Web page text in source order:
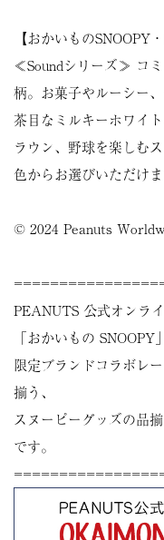
【おかいものSNOOPY
≪Soundシリーズ≫ コミ
柄。お菓子やルーシー
茶目なミルキーホワイ
ラウン、野球を楽しむ
色からお選びいただけま
© 2024 Peanuts
PEANUTS 公式オンラ
「おかいもの SNOOPY
限定ブランドコラボレ
揃う、
スヌーピーグッズの品
です。